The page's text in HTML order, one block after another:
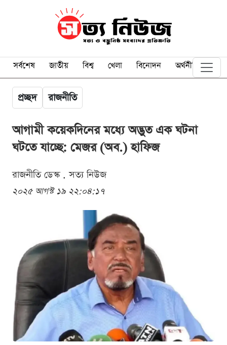
সর্বশেষ জাতীয় বিশ্ব খেলা বিনোদন অর্থনীতি
প্রচ্ছদ রাজনীতি
আগামী কয়েকদিনের মধ্যে অদ্ভুত এক ঘটনা
ঘটতে যাচ্ছে: মেজর (অব.) হাফিজ
রাজনীতি ডেস্ক . সত্য নিউজ
২০২৫ আগস্ট ১৯ ২২:০৪:১৭